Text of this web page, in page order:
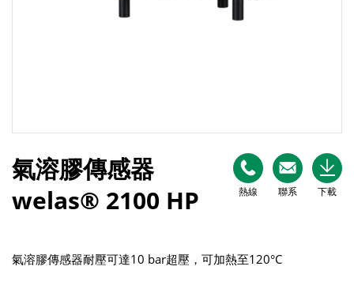
熱線 聯系 下載
氣溶膠傳感器
welas® 2100 HP
氣溶膠傳感器耐壓可達10 bar超壓，可加熱至120°C